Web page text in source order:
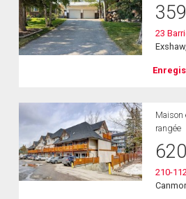
23
Maison
rangée
210-